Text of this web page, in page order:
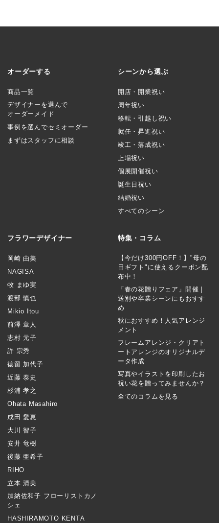
オーダーする
商品一覧
デザイナーを選んで
オーダーメイド
事例を選んでセミオーダー
まずはスタッフに相談
シーンから選ぶ
開店・開業祝い
周年祝い
移転・引越し祝い
就任・昇進祝い
竣工・落成祝い
上場祝い
個展開催祝い
誕生日祝い
結婚祝い
すべてのシーン
フラワーデザイナー
岡崎 由美
NAGISA
牧 まゆ実
渡部 慎也
Mikio Itou
前澤 章人
志村 元子
許 宗秀
徳留 加代子
近藤 泰史
杉浦 孝之
Ohata Masahiro
成田 愛恵
大川 智子
安井 竜樹
後藤 亜希子
RIHO
立本 清美
加納佐和子 フローリストカノ
シェ
HASHIRAMOTO KENTA
特集・コラム
【今だけ300円OFF！】"母の
日ギフト"に使えるクーポン配
布中！
「春の花贈りフェア」開催｜
送別や卒業シーンにもおすす
め
秋におすすめ！人気アレンジ
メント
フレームアレンジ・クリアト
ートアレンジのオリジナルデ
ータ作成
写真やイラストを印刷したお
祝い花を贈ってみませんか？
全てのコラムを見る